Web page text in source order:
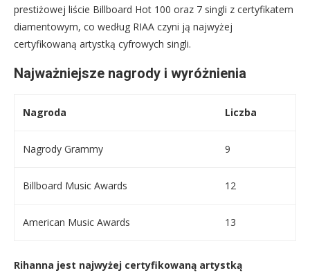
prestiżowej liście Billboard Hot 100 oraz 7 singli z certyfikatem
diamentowym, co według RIAA czyni ją najwyżej
certyfikowaną artystką cyfrowych singli.
Najważniejsze nagrody i wyróżnienia
Nagroda Liczba
Nagrody Grammy 9
Billboard Music Awards 12
American Music Awards 13
Rihanna jest najwyżej certyfikowaną artystką